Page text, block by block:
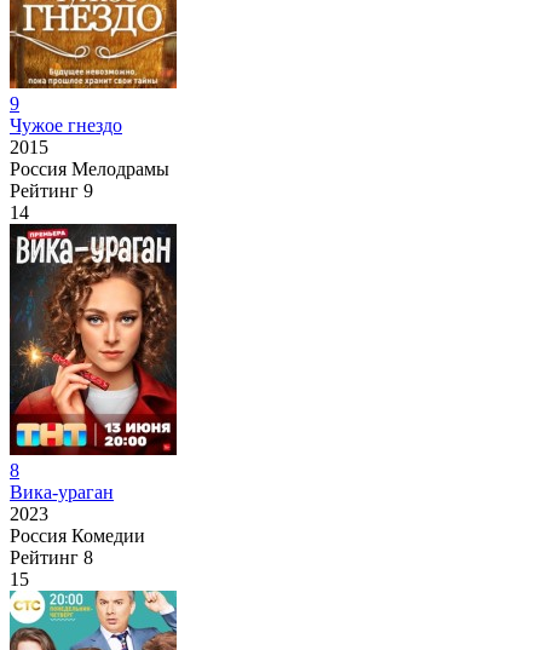
9
Чужое гнездо
2015
Россия Мелодрамы
Рейтинг 9
14
8
Вика-ураган
2023
Россия Комедии
Рейтинг 8
15